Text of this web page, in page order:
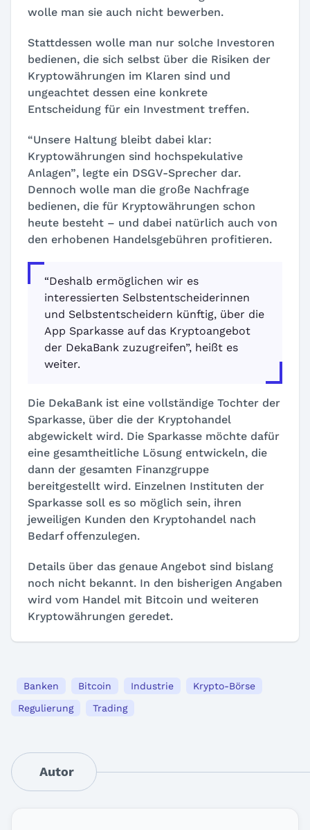
wolle man sie auch nicht bewerben.
Stattdessen wolle man nur solche Investoren
bedienen, die sich selbst über die Risiken der
Kryptowährungen im Klaren sind und
ungeachtet dessen eine konkrete
Entscheidung für ein Investment treffen.
“Unsere Haltung bleibt dabei klar:
Kryptowährungen sind hochspekulative
Anlagen”, legte ein DSGV-Sprecher dar.
Dennoch wolle man die große Nachfrage
bedienen, die für Kryptowährungen schon
heute besteht – und dabei natürlich auch von
den erhobenen Handelsgebühren profitieren.
“Deshalb ermöglichen wir es
interessierten Selbstentscheiderinnen
und Selbstentscheidern künftig, über die
App Sparkasse auf das Kryptoangebot
der DekaBank zuzugreifen”, heißt es
weiter.
Die DekaBank ist eine vollständige Tochter der
Sparkasse, über die der Kryptohandel
abgewickelt wird. Die Sparkasse möchte dafür
eine gesamtheitliche Lösung entwickeln, die
dann der gesamten Finanzgruppe
bereitgestellt wird. Einzelnen Instituten der
Sparkasse soll es so möglich sein, ihren
jeweiligen Kunden den Kryptohandel nach
Bedarf offenzulegen.
Details über das genaue Angebot sind bislang
noch nicht bekannt. In den bisherigen Angaben
wird vom Handel mit Bitcoin und weiteren
Kryptowährungen geredet.
Banken Bitcoin Industrie
Krypto-Börse
Regulierung
Trading
Autor